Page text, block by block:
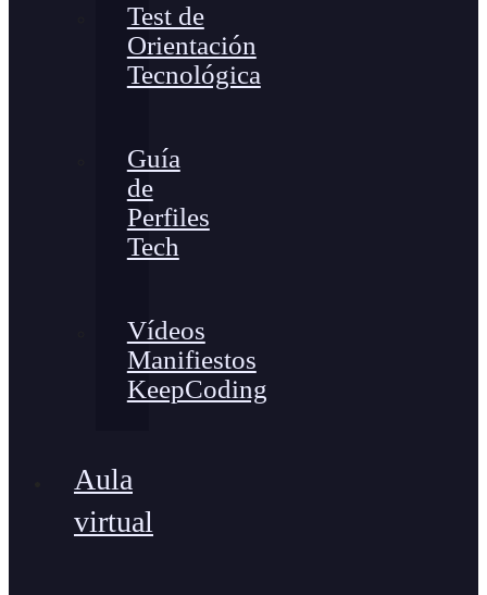
Test de
Orientación
Tecnológica
Guía
de
Perfiles
Tech
Vídeos
Manifiestos
KeepCoding
Aula
virtual